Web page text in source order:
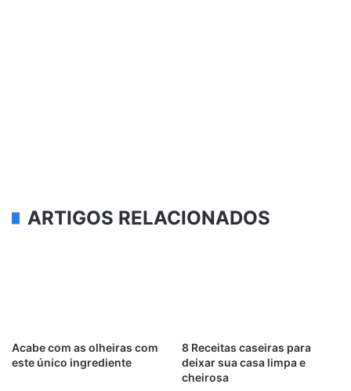
ARTIGOS RELACIONADOS
Acabe com as olheiras com
este único ingrediente
8 Receitas caseiras para
deixar sua casa limpa e
cheirosa